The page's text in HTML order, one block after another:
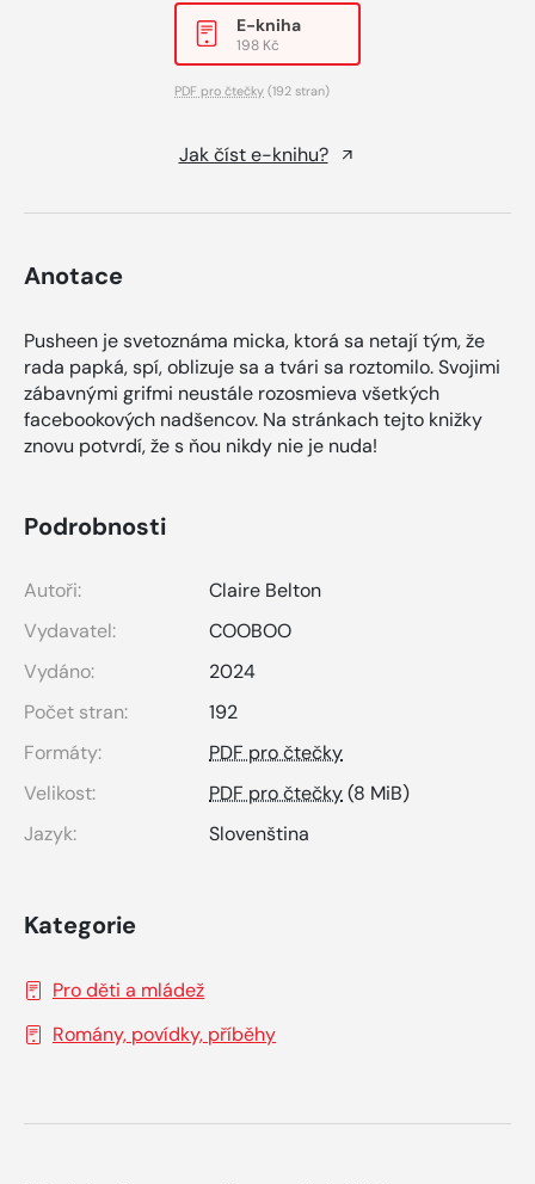
E-kniha
198 Kč
PDF pro čtečky (192 stran)
Jak číst e-knihu?
Anotace
Pusheen je svetoznáma micka, ktorá sa netají tým, že
rada papká, spí, oblizuje sa a tvári sa roztomilo. Svojimi
zábavnými grifmi neustále rozosmieva všetkých
facebookových nadšencov. Na stránkach tejto knižky
znovu potvrdí, že s ňou nikdy nie je nuda!
Podrobnosti
Autoři:
Claire Belton
Vydavatel:
COOBOO
Vydáno:
2024
Počet stran:
192
Formáty:
PDF pro čtečky
Velikost:
PDF pro čtečky(8 MiB)
Jazyk:
Slovenština
Kategorie
Pro děti a mládež
Romány, povídky, příběhy